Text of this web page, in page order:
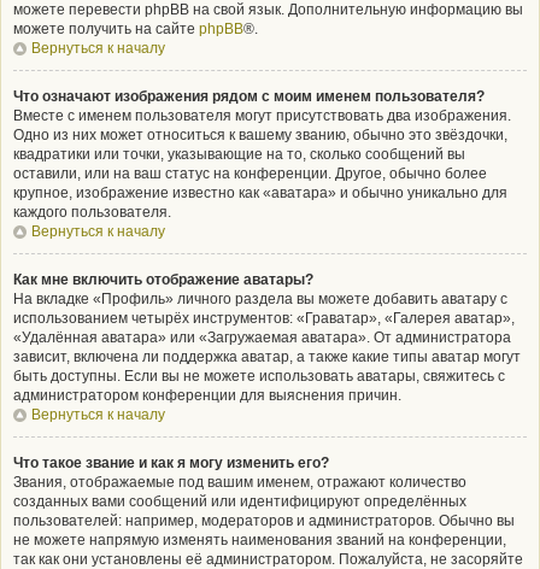
можете перевести phpBB на свой язык. Дополнительную информацию вы
можете получить на сайте phpBB®.
Вернуться к началу
Что означают изображения рядом с моим именем пользователя?
Вместе с именем пользователя могут присутствовать два изображения.
Одно из них может относиться к вашему званию, обычно это звёздочки,
квадратики или точки, указывающие на то, сколько сообщений вы
оставили, или на ваш статус на конференции. Другое, обычно более
крупное, изображение известно как «аватара» и обычно уникально для
каждого пользователя.
Вернуться к началу
Как мне включить отображение аватары?
На вкладке «Профиль» личного раздела вы можете добавить аватару с
использованием четырёх инструментов: «Граватар», «Галерея аватар»,
«Удалённая аватара» или «Загружаемая аватара». От администратора
зависит, включена ли поддержка аватар, а также какие типы аватар могут
быть доступны. Если вы не можете использовать аватары, свяжитесь с
администратором конференции для выяснения причин.
Вернуться к началу
Что такое звание и как я могу изменить его?
Звания, отображаемые под вашим именем, отражают количество
созданных вами сообщений или идентифицируют определённых
пользователей: например, модераторов и администраторов. Обычно вы
не можете напрямую изменять наименования званий на конференции,
так как они установлены её администратором. Пожалуйста, не засоряйте